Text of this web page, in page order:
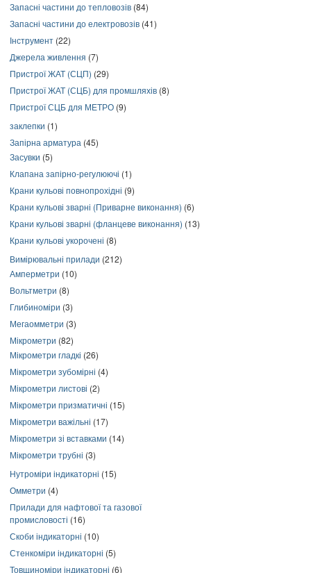
Запасні частини до тепловозів (84)
Запасні частини до електровозів (41)
Інструмент (22)
Джерела живлення (7)
Пристрої ЖАТ (СЦП) (29)
Пристрої ЖАТ (СЦБ) для промшляхів (8)
Пристрої СЦБ для МЕТРО (9)
заклепки (1)
Запірна арматура (45)
Засувки (5)
Клапана запірно-регулюючі (1)
Крани кульові повнопрохідні (9)
Крани кульові зварні (Приварне виконання) (6)
Крани кульові зварні (фланцеве виконання) (13)
Крани кульові укорочені (8)
Вимірювальні прилади (212)
Амперметри (10)
Вольтметри (8)
Глибиноміри (3)
Мегаомметри (3)
Мікрометри (82)
Мікрометри гладкі (26)
Мікрометри зубомірні (4)
Мікрометри листові (2)
Мікрометри призматичні (15)
Мікрометри важільні (17)
Мікрометри зі вставками (14)
Мікрометри трубні (3)
Нутроміри індикаторні (15)
Омметри (4)
Прилади для нафтової та газової
промисловості (16)
Скоби індикаторні (10)
Стенкоміри індикаторні (5)
Товщиноміри індикаторні (6)